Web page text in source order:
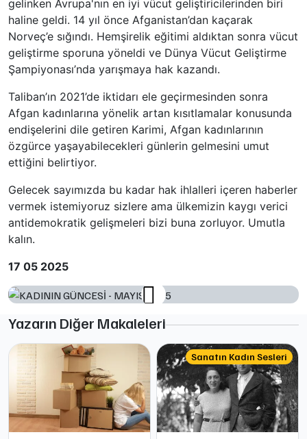
gelinken Avrupa'nın en iyi vücut geliştiricilerinden biri
haline geldi. 14 yıl önce Afganistan’dan kaçarak
Norveç’e sığındı. Hemşirelik eğitimi aldıktan sonra vücut
geliştirme sporuna yöneldi ve Dünya Vücut Geliştirme
Şampiyonası’nda yarışmaya hak kazandı.
Taliban’ın 2021’de iktidarı ele geçirmesinden sonra
Afgan kadınlarına yönelik artan kısıtlamalar konusunda
endişelerini dile getiren Karimi, Afgan kadınlarının
özgürce yaşayabilecekleri günlerin gelmesini umut
ettiğini belirtiyor.
Gelecek sayımızda bu kadar hak ihlalleri içeren haberler
vermek istemiyoruz sizlere ama ülkemizin kaygı verici
antidemokratik gelişmeleri bizi buna zorluyor. Umutla
kalın.
17 05 2025
Yazarın Diğer Makaleleri
Sanatın Kadın Sesleri